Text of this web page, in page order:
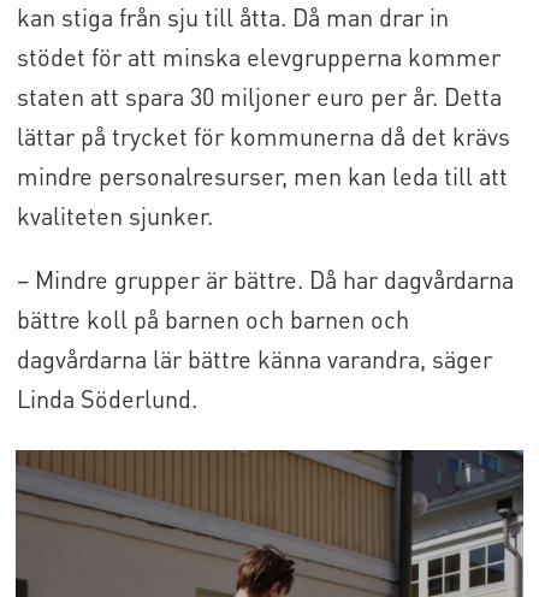
kan stiga från sju till åtta. Då man drar in
stödet för att minska elevgrupperna kommer
staten att spara 30 miljoner euro per år. Detta
lättar på trycket för kommunerna då det krävs
mindre personalresurser, men kan leda till att
kvaliteten sjunker.
– Mindre grupper är bättre. Då har dagvårdarna
bättre koll på barnen och barnen och
dagvårdarna lär bättre känna varandra, säger
Linda Söderlund.